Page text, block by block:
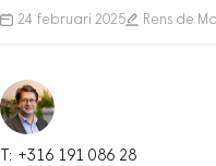
24 februari 2025 Rens de
T: +316 191 086 28